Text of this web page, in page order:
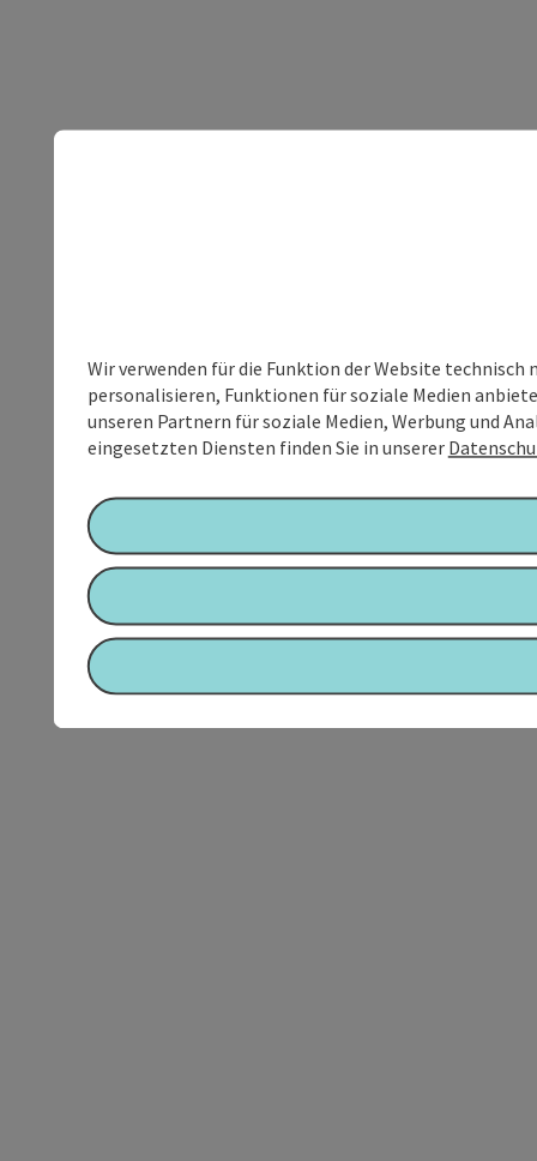
Wir verwenden für die Funktion der Website
personalisieren, Funktionen für soziale Medien
unseren Partnern für soziale Medien, Werbung und
eingesetzten Diensten finden Sie in unserer